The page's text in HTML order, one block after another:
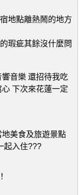
地點離熱鬧的地方
瑕疵其餘沒什麼問
音樂 還招待我吃
下次來花蓮一定
美食及旅遊景點
起入住???